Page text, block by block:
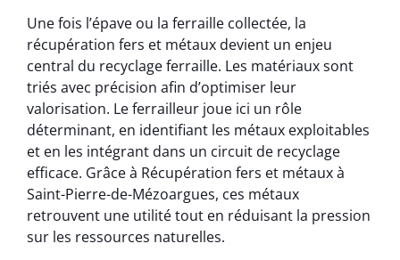
Une fois l’épave ou la ferraille collectée, la
récupération fers et métaux devient un enjeu
central du recyclage ferraille. Les matériaux sont
triés avec précision afin d’optimiser leur
valorisation. Le ferrailleur joue ici un rôle
déterminant, en identifiant les métaux exploitables
et en les intégrant dans un circuit de recyclage
efficace. Grâce à Récupération fers et métaux à
Saint-Pierre-de-Mézoargues, ces métaux
retrouvent une utilité tout en réduisant la pression
sur les ressources naturelles.